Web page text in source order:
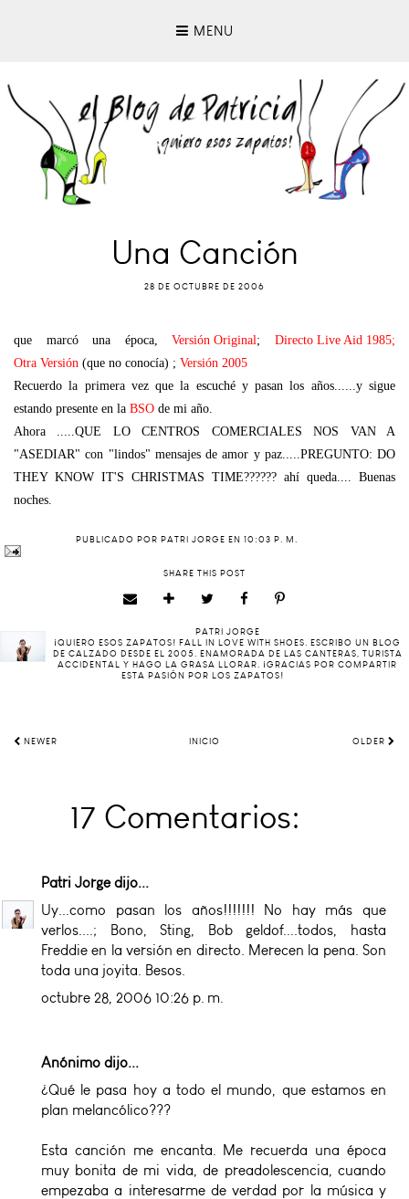
MENU
Una Canción
28 DE OCTUBRE DE 2006
que marcó una época,Versión Original ;Directo Live Aid 1985;
Otra Versión (que no conocía) ; Versión 2005
Recuerdo la primera vez que la escuché y pasan los años......y sigue
estando presente en la BSO de mi año.
Ahora .....QUE LO CENTROS COMERCIALES NOS VAN A
"ASEDIAR" con "lindos" mensajes de amor y paz.....PREGUNTO: DO
THEY KNOW IT'S CHRISTMAS TIME?????? ahí queda.... Buenas
noches.
PUBLICADO POR PATRI JORGE EN 10:03 P. M.
SHARE THIS POST
PATRI JORGE
¡QUIERO ESOS ZAPATOS! FALL IN LOVE WITH SHOES. ESCRIBO UN BLOG
DE CALZADO DESDE EL 2005. ENAMORADA DE LAS CANTERAS, TURISTA
ACCIDENTAL Y HAGO LA GRASA LLORAR. ¡GRACIAS POR COMPARTIR
ESTA PASIÓN POR LOS ZAPATOS!
NEWER INICIO OLDER
17 Comentarios:
Patri Jorgedijo...
Uy...como pasan los años!!!!!!! No hay más que
verlos....; Bono, Sting, Bob geldof....todos, hasta
Freddie en la versión en directo. Merecen la pena. Son
toda una joyita. Besos.
octubre 28, 2006 10:26 p. m.
Anónimo dijo...
¿Qué le pasa hoy a todo el mundo, que estamos en
plan melancólico???
Esta canción me encanta. Me recuerda una época
muy bonita de mi vida, de preadolescencia, cuando
empezaba a interesarme de verdad por la música y